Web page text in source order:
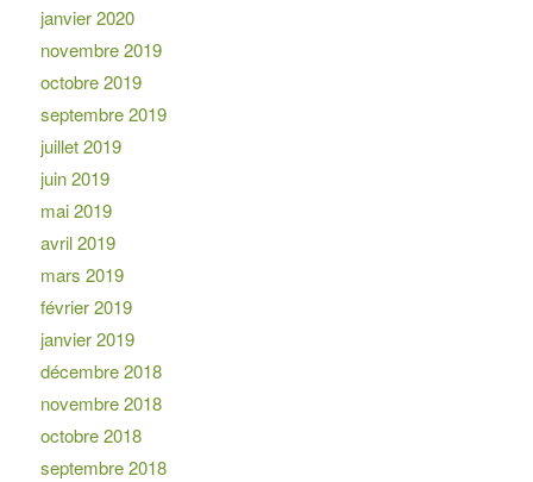
janvier 2020
novembre 2019
octobre 2019
septembre 2019
juillet 2019
juin 2019
mai 2019
avril 2019
mars 2019
février 2019
janvier 2019
décembre 2018
novembre 2018
octobre 2018
septembre 2018